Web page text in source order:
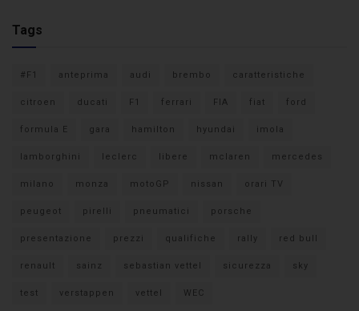
Tags
#F1 anteprima audi brembo caratteristiche
citroen ducati F1 ferrari FIA fiat ford
formula E gara hamilton hyundai imola
lamborghini leclerc libere mclaren mercedes
milano monza motoGP nissan orari TV
peugeot pirelli pneumatici porsche
presentazione prezzi qualifiche rally red bull
renault sainz sebastian vettel sicurezza sky
test verstappen vettel WEC